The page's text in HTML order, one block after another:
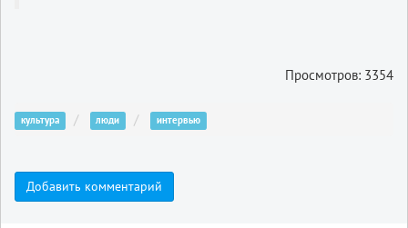
Просмотров: 3354
культура люди интервью
Добавить комментарий